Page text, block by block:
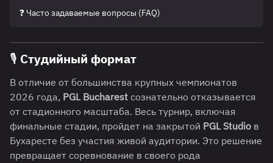
❓ Часто задаваемые вопросы (FAQ)
🎙️ Студийный формат
В отличие от большинства крупных чемпионатов
2026 года, PGL Bucharest сознательно отказывается
от стадионного масштаба. Весь турнир, включая
финальные стадии, пройдет на закрытой PGL Studio в
Бухаресте без участия живой аудитории. Это решение
превращает соревнование в своего рода